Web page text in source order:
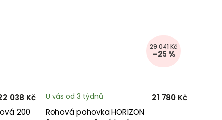
200
038 Kč
29 041 Kč
–25 %
Rohová pohovka HORIZON
U vás od 3 týdnů 21 780 Kč